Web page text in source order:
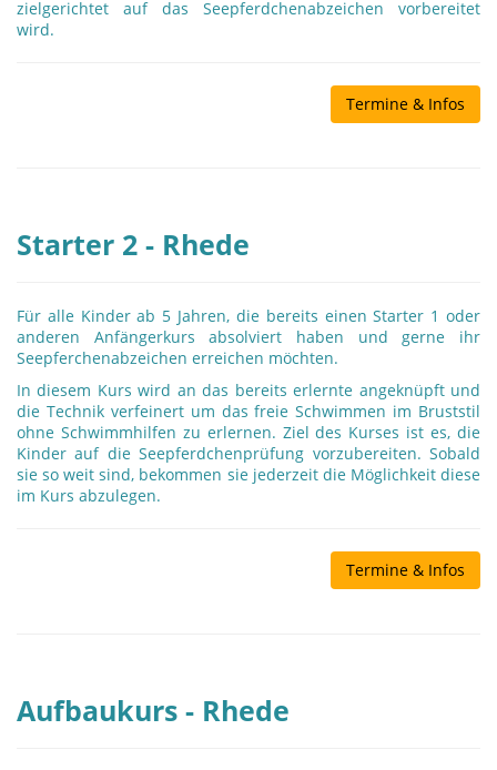
zielgerichtet auf das Seepferdchenabzeichen vorbereitet
wird.
Termine & Infos
Starter 2 - Rhede
Für alle Kinder ab 5 Jahren, die bereits einen Starter 1 oder
anderen Anfängerkurs absolviert haben und gerne ihr
Seepferchenabzeichen erreichen möchten.
In diesem Kurs wird an das bereits erlernte angeknüpft und
die Technik verfeinert um das freie Schwimmen im Bruststil
ohne Schwimmhilfen zu erlernen. Ziel des Kurses ist es, die
Kinder auf die Seepferdchenprüfung vorzubereiten. Sobald
sie so weit sind, bekommen sie jederzeit die Möglichkeit diese
im Kurs abzulegen.
Termine & Infos
Aufbaukurs - Rhede